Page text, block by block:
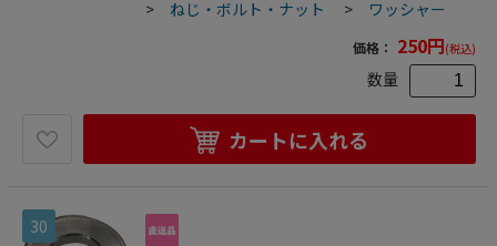
> ねじ・ボルト・ナット > ワッシャー
価格： 250円(税込)
数量
カートに入れる
30